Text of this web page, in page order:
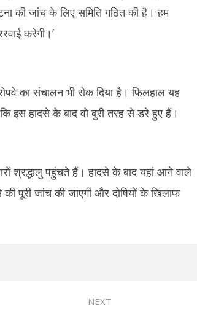
की जांच के लिए समिति गठित की है। हम
करेगी।’
का संचालन भी रोक दिया है। फिलहाल यह
इस हादसे के बाद वो बुरी तरह से डरे हुए हैं।
श्रद्धालु पहुंचते हैं। हादसे के बाद यहां आने वाले
पूरी जांच की जाएगी और दोषियों के खिलाफ
NEXT